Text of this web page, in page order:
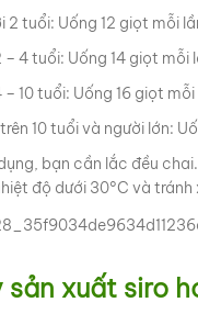
2 tuổi: Uống 12 giọt mỗi
– 4 tuổi: Uống 14 giọt mỗi
– 10 tuổi: Uống 16 giọt
10 tuổi và người lớn:
bạn cần lắc đều
độ dưới 30°C và
sản xuất siro